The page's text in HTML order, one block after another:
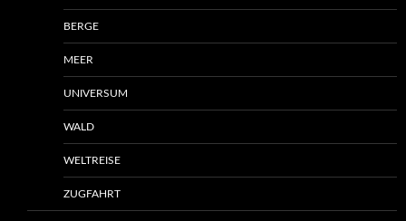
BERGE
MEER
UNIVERSUM
WALD
WELTREISE
ZUGFAHRT